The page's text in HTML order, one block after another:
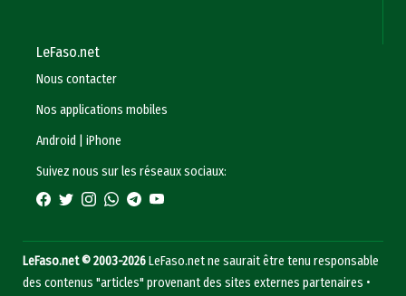
LeFaso.net
Nous contacter
Nos applications mobiles
Android
|iPhone
Suivez nous sur les réseaux sociaux:
LeFaso.net © 2003-2026LeFaso.net ne saurait être tenu responsable
des contenus "articles" provenant des sites externes partenaires •